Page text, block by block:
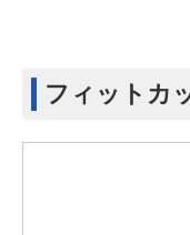
フィットカ